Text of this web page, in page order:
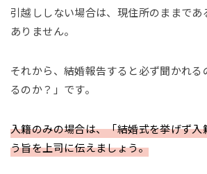
引越ししない場合は、現住所のままであ
ありません。
それから、結婚報告すると必ず聞かれる
るのか？」です。
入籍のみの場合は、「結婚式を挙げず入
う旨を上司に伝えましょう。